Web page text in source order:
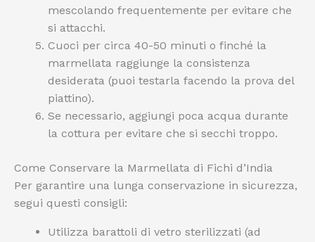
mescolando frequentemente per evitare che
si attacchi.
Cuoci per circa 40-50 minuti o finché la
marmellata raggiunge la consistenza
desiderata (puoi testarla facendo la prova del
piattino).
Se necessario, aggiungi poca acqua durante
la cottura per evitare che si secchi troppo.
Come Conservare la Marmellata di Fichi d’India
Per garantire una lunga conservazione in sicurezza,
segui questi consigli:
Utilizza barattoli di vetro sterilizzati (ad